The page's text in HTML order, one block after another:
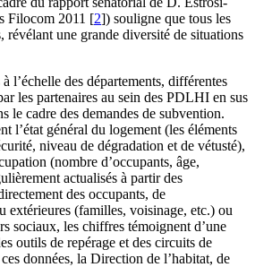
Filocom 2011 [2]) souligne que tous les
révélant une grande diversité de situations
l’échelle des départements, différentes
les partenaires au sein des PDLHI en sus
le cadre des demandes de subvention.
l’état général du logement (les éléments
niveau de dégradation et de vétusté),
(nombre d’occupants, âge,
actualisés à partir des
des occupants, de
extérieures (familles, voisinage, etc.) ou
sociaux, les chiffres témoignent d’une
outils de repérage et des circuits de
données, la Direction de l’habitat, de